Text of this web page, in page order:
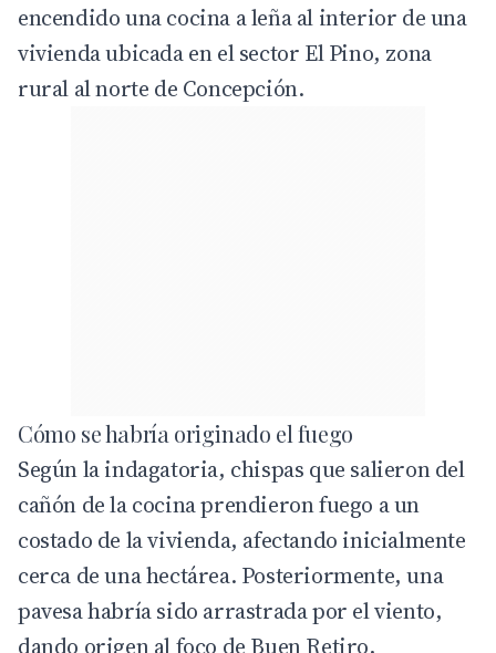
encendido una cocina a leña al interior de una
vivienda ubicada en el sector El Pino, zona
rural al norte de Concepción.
Cómo se habría originado el fuego
Según la indagatoria, chispas que salieron del
cañón de la cocina prendieron fuego a un
costado de la vivienda, afectando inicialmente
cerca de una hectárea. Posteriormente, una
pavesa habría sido arrastrada por el viento,
dando origen al foco de Buen Retiro,